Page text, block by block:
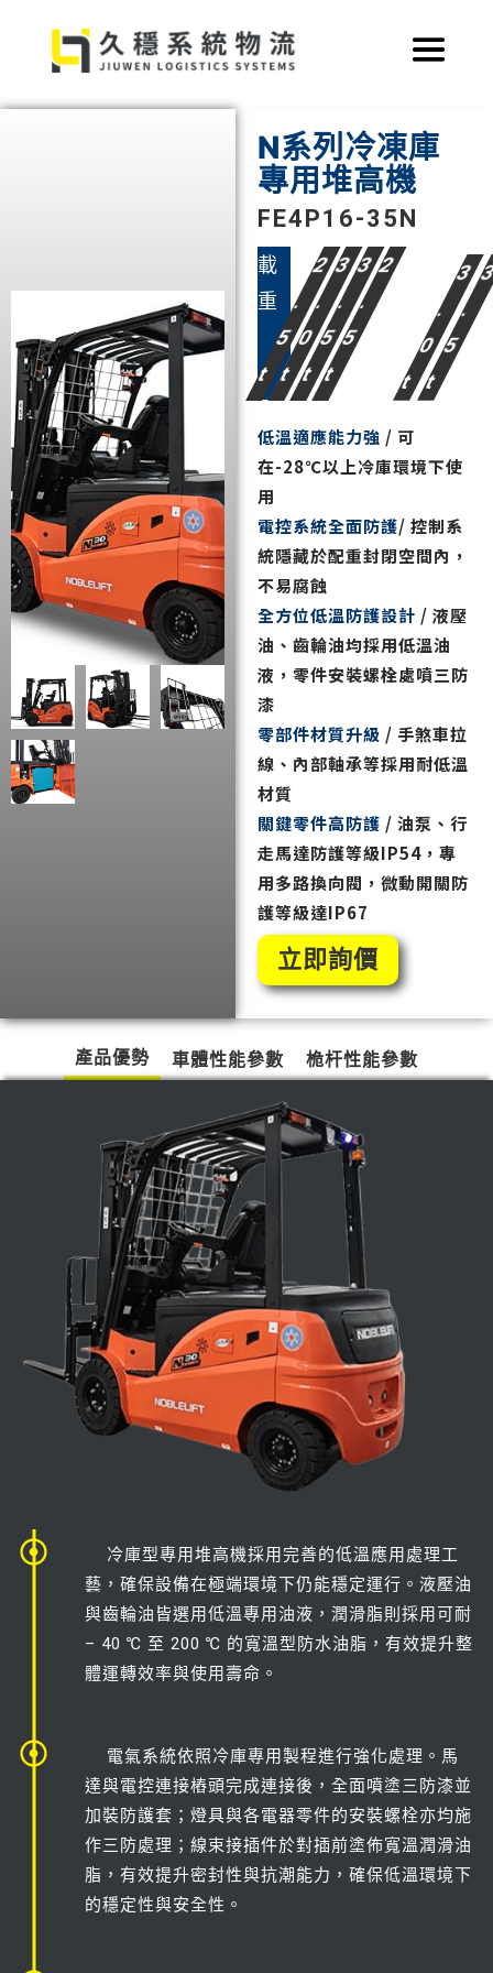
要
N系列冷凍庫
專用堆高機
FE4P16-35N
載
重
2
.
5
t
3
.
0
t
3
.
5
t
2
.
5
t
3
.
0
t
.
5
t
低溫適應能力強 / 可
在-28℃以上冷庫環境下使
用
電控系統全面防護/ 控制系
統隱藏於配重封閉空間內，
不易腐蝕
全方位低溫防護設計 / 液壓
油、齒輪油均採用低溫油
液，零件安裝螺栓處噴三防
漆
零部件材質升級 / 手煞車拉
線、內部軸承等採用耐低溫
材質
關鍵零件高防護 / 油泵、行
走馬達防護等級IP54，專
用多路換向閥，微動開關防
護等級達IP67
立即詢價
產品優勢 車體性能參數 桅杆性能參數
冷庫型專用堆高機採用完善的低溫應用處理工
藝，確保設備在極端環境下仍能穩定運行。液壓油
與齒輪油皆選用低溫專用油液，潤滑脂則採用可耐
– 40 ℃ 至 200 ℃ 的寬溫型防水油脂，有效提升整
體運轉效率與使用壽命。
電氣系統依照冷庫專用製程進行強化處理。馬
達與電控連接樁頭完成連接後，全面噴塗三防漆並
加裝防護套；燈具與各電器零件的安裝螺栓亦均施
作三防處理；線束接插件於對插前塗佈寬溫潤滑油
脂，有效提升密封性與抗潮能力，確保低溫環境下
的穩定性與安全性。